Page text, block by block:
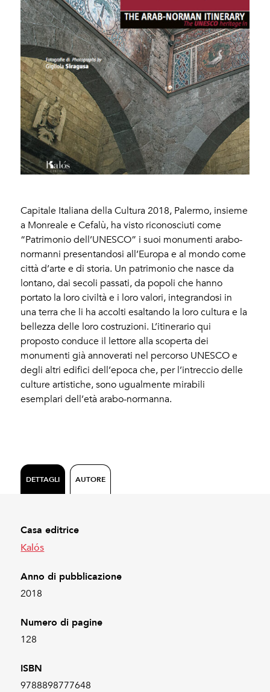
Capitale Italiana della Cultura 2018, Palermo, insieme
a Monreale e Cefalù, ha visto riconosciuti come
“Patrimonio dell’UNESCO” i suoi monumenti arabo-
normanni presentandosi all’Europa e al mondo come
città d’arte e di storia. Un patrimonio che nasce da
lontano, dai secoli passati, da popoli che hanno
portato la loro civiltà e i loro valori, integrandosi in
una terra che li ha accolti esaltando la loro cultura e la
bellezza delle loro costruzioni. L’itinerario qui
proposto conduce il lettore alla scoperta dei
monumenti già annoverati nel percorso UNESCO e
degli altri edifici dell’epoca che, per l’intreccio delle
culture artistiche, sono ugualmente mirabili
esemplari dell’età arabo-normanna.
DETTAGLI AUTORE
Casa editrice
Kalós
Anno di pubblicazione
2018
Numero di pagine
128
ISBN
9788898777648